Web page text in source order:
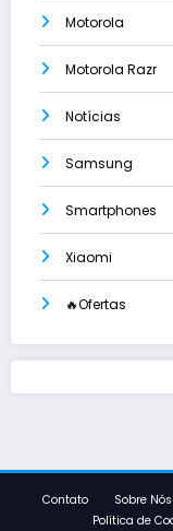
Motorola
Motorola Razr
Notícias
Samsung
Smartphones
Xiaomi
🔥Ofertas
Contato Sobre Nós
Política de